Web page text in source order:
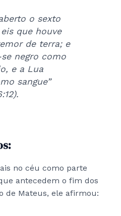
o sexto
que houve
de terra; e
negro como
e a Lua
sangue”
no céu como parte
antecedem o fim dos
de Mateus, ele afirmou: